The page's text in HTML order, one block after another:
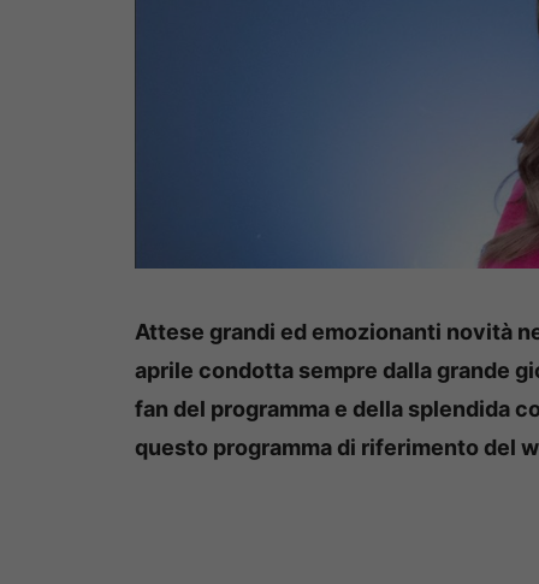
Attese grandi ed emozionanti novità
aprile condotta sempre dalla grande
fan del programma e della splendida
questo programma di riferimento del